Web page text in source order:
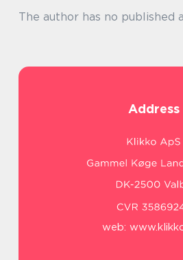
The author has no published
Address
web: